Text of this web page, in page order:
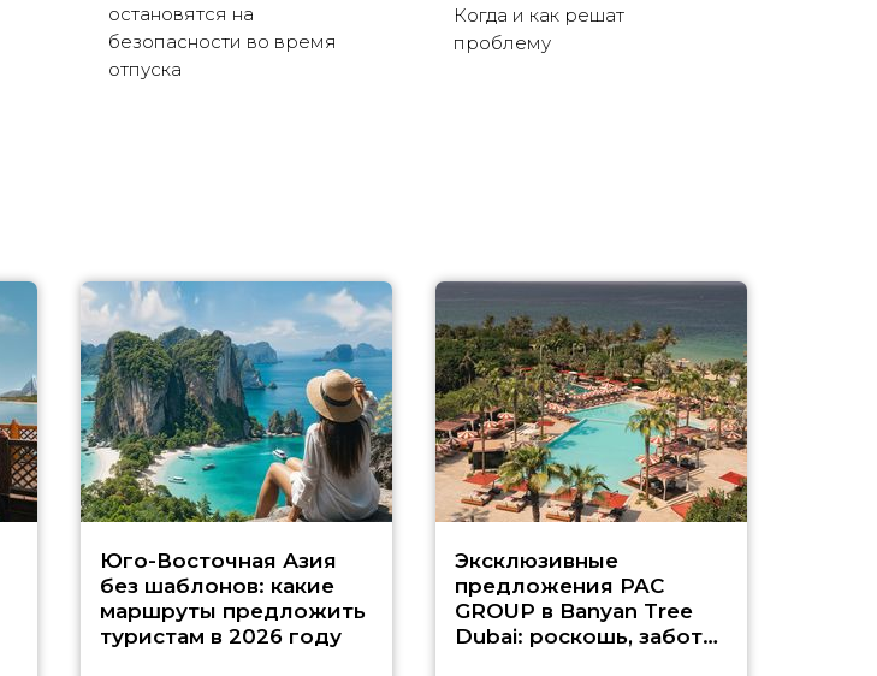
остановятся на
безопасности во время
отпуска
Когда и как решат
проблему
Юго-Восточная Азия
без шаблонов: какие
маршруты предложить
туристам в 2026 году
Эксклюзивные
предложения PAC
GROUP в Banyan Tree
Dubai: роскошь, забота